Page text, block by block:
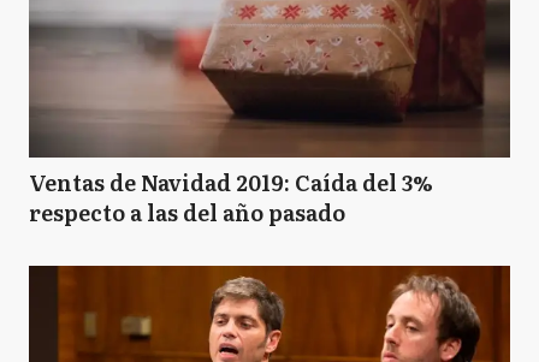
Ventas de Navidad 2019: Caída del 3%
respecto a las del año pasado